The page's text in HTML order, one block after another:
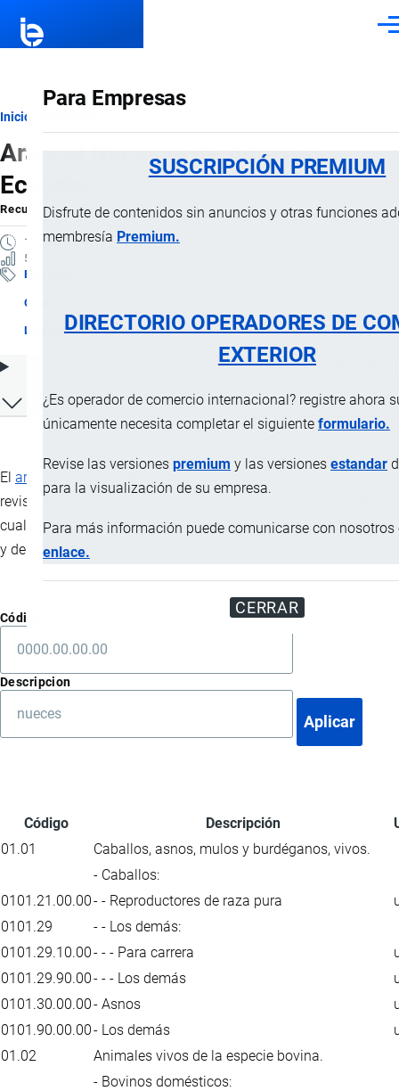
Para Empresas
SUSCRIPCIÓN PREMIUM
Disfrute de contenidos sin anuncios y otras funciones
membresía Premium.
DIRECTORIO OPERADORES DE
EXTERIOR
¿Es operador de comercio internacional? registre ahora
únicamente necesita completar el siguiente formulario.
Revise las versiones premium y las versiones estandar
para la visualización de su empresa.
Para más información puede comunicarse con nosotros
enlace.
CERRAR
Ruta
de
navegación
Inicio
Arancel Nacional de Aduanas
Ecuador
RecursoporImportaciones …, 13 Septiembre, 2024
1 MINUTO
502 VISTAS
Ediciones
Clasificación Arancelaria
Legislación Aduanera
ÍNDICE DE CONTENIDOS
El arancel
nacional de aduanas es el cuerpo legal emitido y
revisado por el Comité de
Comercio Exterior
cual recopila códigos arancelarios y disposiciones arancelarias
y de política comercial de aplicación nacional.
Código
Descripcion
Código Descripción
01.01
Caballos, asnos, mulos y burdéganos, vivos.
- Caballos:
0101.21.00.00- - Reproductores de raza pura
0101.29
- - Los demás:
0101.29.10.00- - - Para carrera
0101.29.90.00- - - Los demás
0101.30.00.00- Asnos
0101.90.00.00- Los demás
01.02
Animales vivos de la especie bovina.
- Bovinos domésticos: